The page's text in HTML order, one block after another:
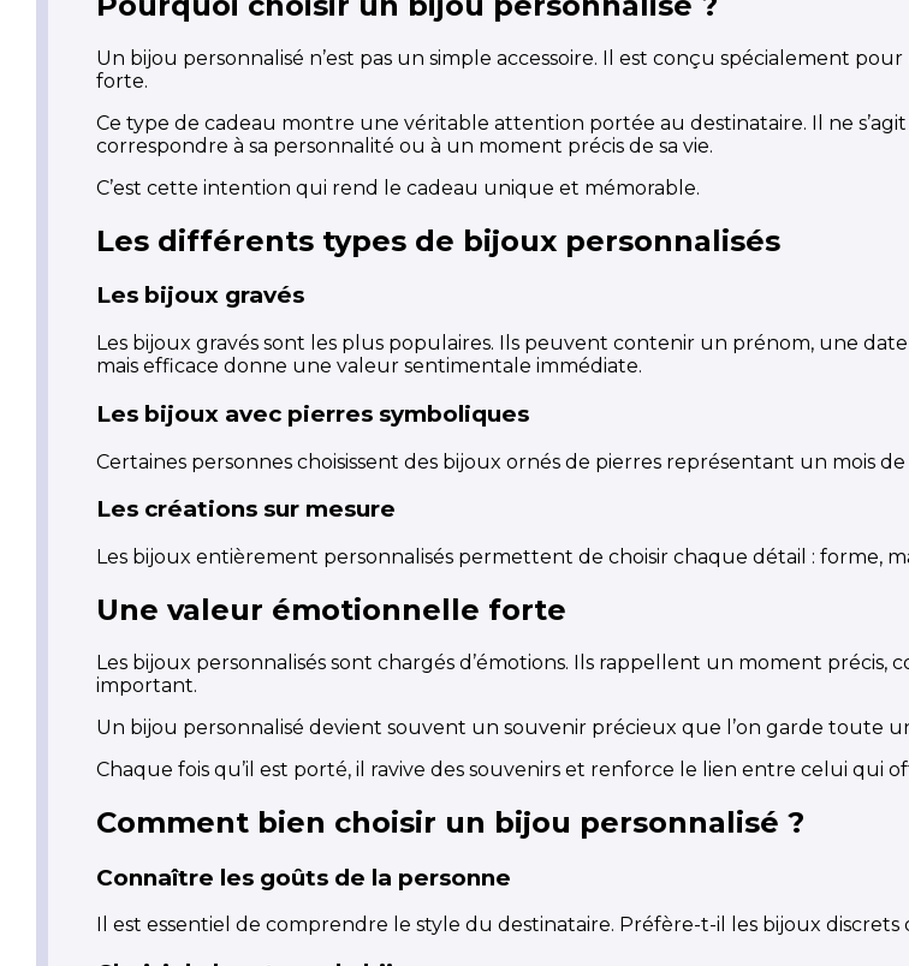
Un bijou personnalisé n’est pas un simple accessoire. Il est conçu spécialement
forte.
Ce type de cadeau montre une véritable attention portée au destinataire. Il ne
correspondre à sa personnalité ou à un moment précis de sa vie.
C’est cette intention qui rend le cadeau unique et mémorable.
Les différents types de bijoux personnalisés
Les bijoux gravés
Les bijoux gravés sont les plus populaires. Ils peuvent contenir un prénom, une
mais efficace donne une valeur sentimentale immédiate.
Les bijoux avec pierres symboliques
Certaines personnes choisissent des bijoux ornés de pierres représentant un mois
Les créations sur mesure
Les bijoux entièrement personnalisés permettent de choisir chaque détail : forme,
Une valeur émotionnelle forte
Les bijoux personnalisés sont chargés d’émotions. Ils rappellent un moment
important.
Un bijou personnalisé devient souvent un souvenir précieux que l’on garde toute
Chaque fois qu’il est porté, il ravive des souvenirs et renforce le lien entre celui qui
Comment bien choisir un bijou personnalisé ?
Connaître les goûts de la personne
Il est essentiel de comprendre le style du destinataire. Préfère-t-il les bijoux discrets